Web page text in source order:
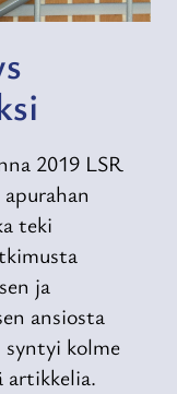
2019 LSR
teki
ja
ansiosta
syntyi kolme
artikkelia.